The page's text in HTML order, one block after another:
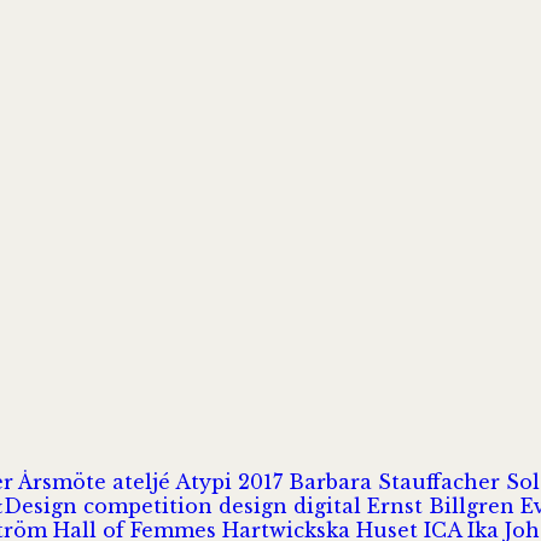
Årsmöte ateljé Atypi 2017 Barbara Stauffacher
competition design digital Ernst Billgren
Hall of Femmes Hartwickska Huset ICA Ika